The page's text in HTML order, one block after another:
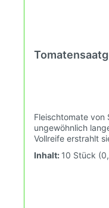
Fleischtomate von
ungewöhnlich
Vollreife erstrahlt
Das hilft dir bei
knackig-bissfest,
Inhalt: 10 Stück